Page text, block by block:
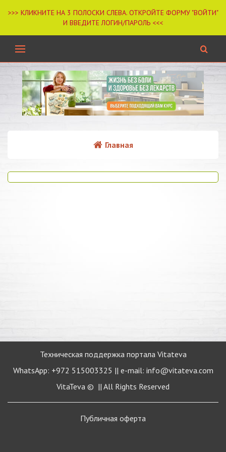
Главная
Техническая поддержка портала Vitateva
WhatsApp: +972 515003325 || e-mail: info@vitateva.com
VitaTeva © || All Rights Reserved
Публичная оферта